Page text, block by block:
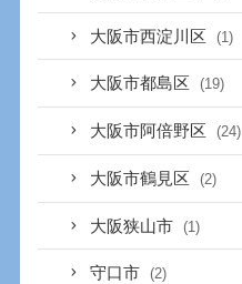
大阪市西淀川区 (1)
大阪市都島区 (19)
大阪市阿倍野区 (24)
大阪市鶴見区 (2)
大阪狭山市 (1)
守口市 (2)